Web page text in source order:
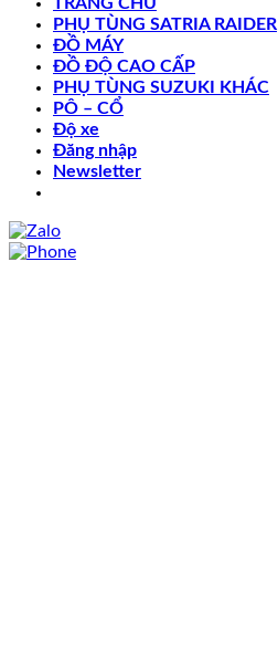
PHỤ TÙNG SATRIA RAIDER
ĐỒ MÁY
ĐỒ ĐỘ CAO CẤP
PHỤ TÙNG SUZUKI KHÁC
PÔ – CỔ
Độ xe
Đăng nhập
Newsletter